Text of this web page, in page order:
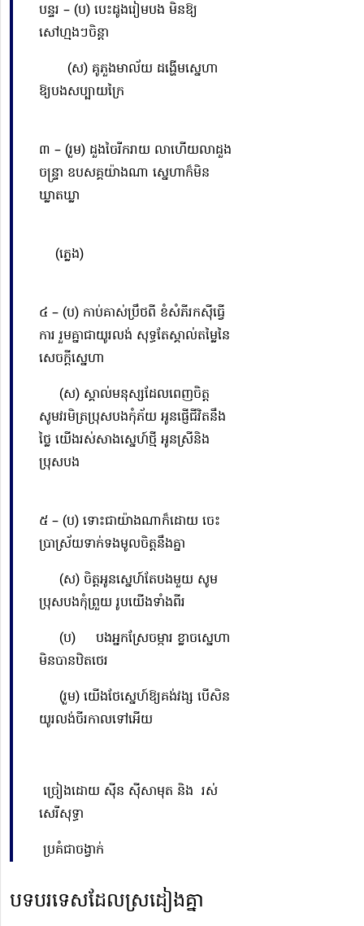
បន្ទរ – (ប) បេះដូងរៀមបង មិនឱ្យ
សៅហ្មងៗចិន្ដា
(ស) គូភួងមាល័យ ដង្ហើមស្នេហា
ឱ្យបងសប្បាយក្រៃ
៣ – (រួម) ដួងចៃរីករាយ លាហើយលាដួង
ចន្ទ្រា ឧបសគ្គយ៉ាងណា ស្នេហាក៏មិន
ឃ្លាតឃ្លា
(ភ្លេង)
៤ – (ប) កាប់គាស់ប្រឹថពី ខំសំភីរកស៊ីធ្វើ
ការ រួមគ្នាជាយូរលង់ សុទ្ធតែស្គាល់តម្លៃនៃ
សេចក្ដីស្នេហា
(ស) ស្គាល់មនុស្សដែលពេញចិត្ត
សូមវរមិត្រប្រុសបងកុំភ័យ អូនផ្ញើជីវិតនឹង
ថ្លៃ យើងរស់សាងស្នេហ៍ថ្មី អូនស្រីនិង
ប្រុសបង
៥ – (ប) ទោះជាយ៉ាងណាក៏ដោយ ចេះ
ប្រាស្រ័យទាក់ទងមូលចិត្តនឹងគ្នា
(ស) ចិត្តអូនស្នេហ៍តែបងមួយ សូម
ប្រុសបងកុំព្រួយ រូបយើងទាំងពីរ
(ប) បងអ្នកស្រែចម្ការ ខ្លាចស្នេហា
មិនបានឋិតថេរ
(រួម) យើងថែស្នេហ៍ឱ្យគង់វង្ស បើសិន
យូរលង់ចីរកាលទៅអើយ
ច្រៀងដោយ ស៊ីន ស៊ីសាមុត និង រស់
សេរីសុទ្ធា
ប្រគំជាចង្វាក់
បទបរទេសដែលស្រដៀងគ្នា